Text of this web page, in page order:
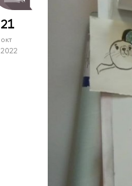
21
окт
2022